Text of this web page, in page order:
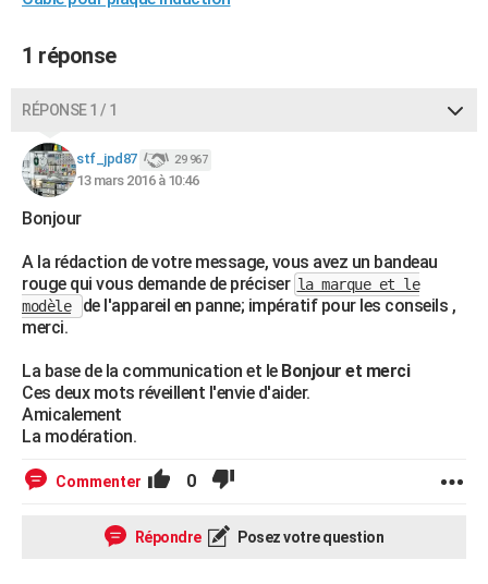
GUIDES D'ACHAT
BONS PLANS
CARTE DE VOEUX
Carte de Noël
Carte Bonne année
Carte Saint-Valentin
Carte Pâques
Carte d'anniversaire
DICTIONNAIRE
COPAINS D'AVANT
S'inscrire
Se connecter
Lycées
Collèges
Primaires
Universités
Entreprises
Service militaire
Avis de recherche
AVIS DE DÉCÈS
FORUM
Bricolage
Lifestyle
Culture
Sport
Auto
Television
Voyage
Cinema
1 réponse
RÉPONSE 1 / 1
stf_jpd87 29 967
13 mars 2016 à 10:46
Bonjour
A la rédaction de votre message, vous avez un bandeau
rouge qui vous demande de préciser la marque et le
modèle
de l'appareil en panne; impératif pour les conseils ,
merci.
La base de la communication et le Bonjour et merci
Ces deux mots réveillent l'envie d'aider.
Amicalement
La modération.
Commenter 0
Répondre Posez votre question